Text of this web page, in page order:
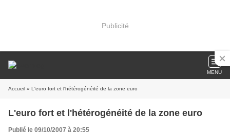
Publicité
MENU
Accueil » L'euro fort et l'hétérogénéité de la zone euro
L'euro fort et l'hétérogénéité de la zone euro
Publié le 09/10/2007 à 20:55